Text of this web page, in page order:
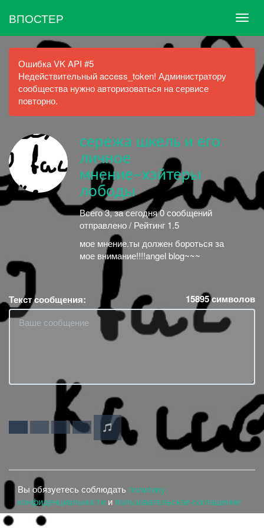
ВПОСТЕР
Ошибка VK API #5
Недействительный access_token! Администратору
сообщества нужно авторизоваться на сервисе
повторно.
сережа шкель и его
личное
мнение~хэйтеры
лободы
Всего 3, за сегодня 0 сообщений
отправлено / Рейтинг 1.5
мое мнение.ты должен бороться за
мое внимание!!!!angel blog~~~
Текст сообщения: 15895символов
Вы обязуетесь соблюдать политику
конфиденциальности и пользовательское соглашение